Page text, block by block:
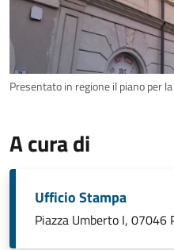
Presentato in regione il piano per
A cura di
Ufficio Stampa
Piazza Umberto I, 07046